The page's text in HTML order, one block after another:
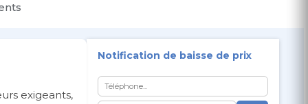
exigeants,
Notification de baisse de prix